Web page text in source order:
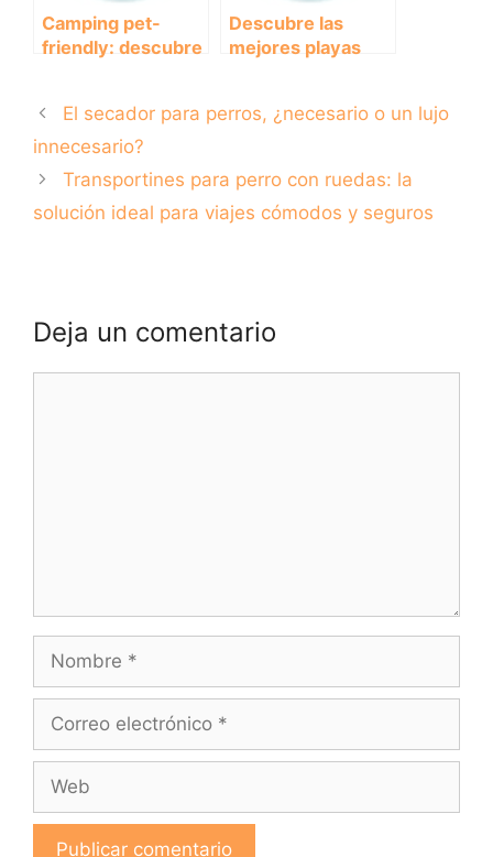
Camping pet-
friendly: descubre
disfrutar con tus
mascotas
Descubre las
mejores playas
El secador para perros, ¿necesario o un lujo
innecesario?
Transportines para perro con ruedas: la
solución ideal para viajes cómodos y seguros
Deja un comentario